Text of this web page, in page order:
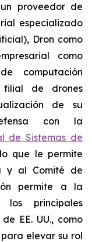
un proveedor de
especializado
Dron como
como
computación
de drones
de su
con la
de Sistemas de
que le permite
y al Comité de
permite a la
principales
EE. UU., como
elevar su rol